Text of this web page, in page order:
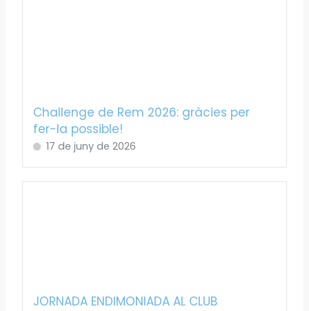
Challenge de Rem 2026: gràcies per
fer-la possible!
17 de juny de 2026
JORNADA ENDIMONIADA AL CLUB